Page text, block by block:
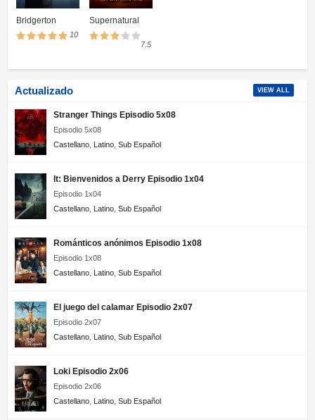
Bridgerton
10
Supernatural
7.5
Actualizado VIEW ALL
Stranger Things Episodio 5x08
Episodio 5x08
Castellano Latino Sub Español
It: Bienvenidos a Derry Episodio 1x04
Episodio 1x04
Castellano Latino Sub Español
Románticos anónimos Episodio 1x08
Episodio 1x08
Castellano Latino Sub Español
El juego del calamar Episodio 2x07
Episodio 2x07
Castellano Latino Sub Español
Loki Episodio 2x06
Episodio 2x06
Castellano Latino Sub Español